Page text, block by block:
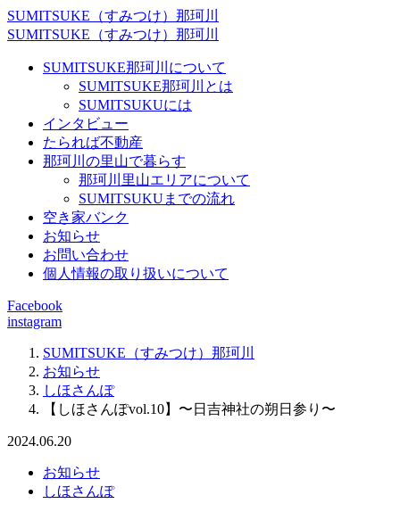
SUMITSUKE（すみつけ）那珂川
SUMITSUKE（すみつけ）那珂川
SUMITSUKE那珂川について
SUMITSUKE那珂川とは
SUMITSUKUには
インタビュー
たられば不動産
那珂川の里山で暮らす
那珂川里山エリアについて
SUMITSUKUまでの流れ
空き家バンク
お知らせ
お問い合わせ
個人情報の取り扱いについて
Facebook
instagram
SUMITSUKE（すみつけ）那珂川
お知らせ
しほさんぽ
【しほさんぽvol.10】〜日吉神社の朔日参り〜
2024.06.20
お知らせ
しほさんぽ